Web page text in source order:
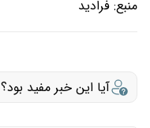
منبع: فرادید
آیا این خبر مفید بود؟